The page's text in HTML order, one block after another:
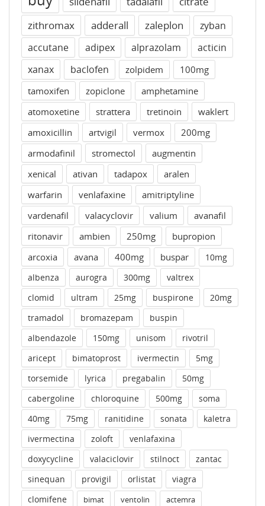
zithromax
adderall zaleplon
zyban
accutane
adipex alprazolam
acticin
xanax
baclofen zolpidem
100mg
tamoxifen
zopiclone
amphetamine
atomoxetine
strattera tretinoin
waklert
amoxicillin
artvigil vermox
200mg
armodafinil
stromectol
augmentin
xenical
ativan tadapox
aralen
warfarin
venlafaxine
amitriptyline
vardenafil
valacyclovir valium
avanafil
ritonavir
ambien 250mg
bupropion
arcoxia
avana 400mg buspar
10mg
albenza
aurogra 300mg
valtrex
clomid
ultram 25mg buspirone
20mg
tramadol
bromazepam
buspin
albendazole
150mg unisom
rivotril
aricept
bimatoprost ivermectin
5mg
torsemide
lyrica pregabalin
50mg
cabergoline
chloroquine 500mg
soma
40mg
75mg ranitidine sonata
kaletra
ivermectina
zoloft
venlafaxina
doxycycline
valaciclovir stilnoct
zantac
sinequan
provigil orlistat
viagra
clomifene
bimat ventolin actemra